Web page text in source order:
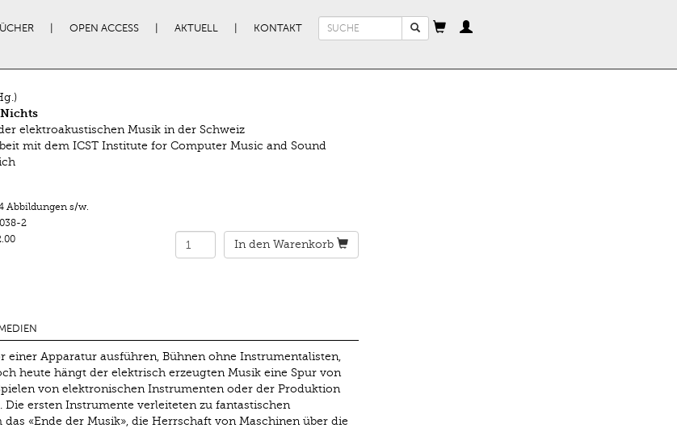
OPEN ACCESS AKTUELL KONTAKT
Suchformular
elektroakustischen Musik in der Schweiz
mit dem ICST Institute for Computer Music and Sound
Abbildungen s/w.
2
In den Warenkorb
einer Apparatur ausführen, Bühnen ohne Instrumentalisten,
heute hängt der elektrisch erzeugten Musik eine Spur von
von elektronischen Instrumenten oder der Produktion
ersten Instrumente verleiteten zu fantastischen
«Ende der Musik», die Herrschaft von Maschinen über die